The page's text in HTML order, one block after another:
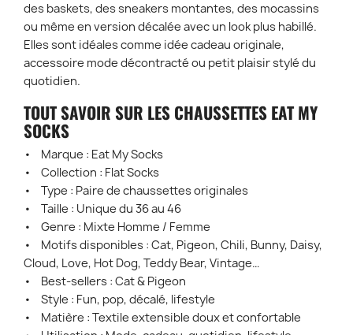
des baskets, des sneakers montantes, des mocassins
ou même en version décalée avec un look plus habillé.
Elles sont idéales comme idée cadeau originale,
accessoire mode décontracté ou petit plaisir stylé du
quotidien.
TOUT SAVOIR SUR LES CHAUSSETTES EAT MY
SOCKS
• Marque : Eat My Socks
• Collection : Flat Socks
• Type : Paire de chaussettes originales
• Taille : Unique du 36 au 46
• Genre : Mixte Homme / Femme
• Motifs disponibles : Cat, Pigeon, Chili, Bunny, Daisy,
Cloud, Love, Hot Dog, Teddy Bear, Vintage…
• Best-sellers : Cat & Pigeon
• Style : Fun, pop, décalé, lifestyle
• Matière : Textile extensible doux et confortable